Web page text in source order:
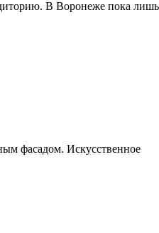
В Воронеже пока лишь
фасадом. Искусственное